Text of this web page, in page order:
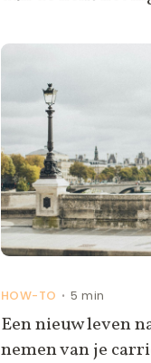
HOW-TO •5 min
Een nieuw leven
nemen van je